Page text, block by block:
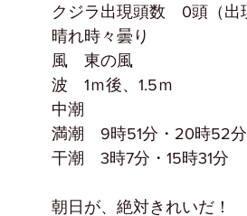
クジラ出現頭数　0頭（出
晴れ時々曇り
風　東の風
波　1ｍ後、1.5ｍ
中潮
満潮　9時51分・20時52分
干潮　3時7分・15時31分
朝日が、絶対きれいだ！